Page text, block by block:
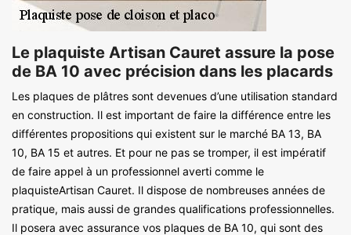
Le plaquiste Artisan Cauret assure la pose
de BA 10 avec précision dans les placards
Les plaques de plâtres sont devenues d’une utilisation standard
en construction. Il est important de faire la différence entre les
différentes propositions qui existent sur le marché BA 13, BA
10, BA 15 et autres. Et pour ne pas se tromper, il est impératif
de faire appel à un professionnel averti comme le
plaquisteArtisan Cauret. Il dispose de nombreuses années de
pratique, mais aussi de grandes qualifications professionnelles.
Il posera avec assurance vos plaques de BA 10, qui sont des